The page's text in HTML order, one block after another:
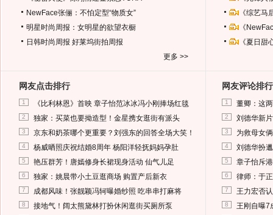
NewFace张俪：不怕定型“物质女”
明星时尚周报：女明星的欲望衣橱
日韩时尚周报 好莱坞街拍周报
更多 >>
《综艺
《
《夏日
网友点击排行
1 《比利林恩》首映 章子怡范冰冰冯小刚捧场红毯
2 独家：买菜也要拗造型！金星携女逛街有派头
3 京东和奶茶哪个更重要？刘强东的回答全场大笑！
4 杨威晒照庆祝结婚8周年 杨阳洋轻抚妈妈孕肚
5 艳压群芳！唐嫣修身长裙现身活动 仙气儿足
6 独家：姚晨带小土豆逛商场 购置产后新衣
7 成都风味！张靓颖冯轲曝婚纱照 吃串串打麻将
8 接地气！阔太熊黛林打扮休闲逛街买厕所泵
网友评论排行
1 董卿：这
2 刘德华新
3 为救母女
4 刘德华扮
5 章子怡斥
6 律师：于
7 王力宏否
8 王刚自曝7